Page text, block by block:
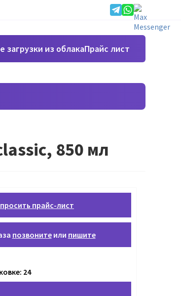
Прайс лист
850 мл
прайс-лист
позвонитеили пишите
24